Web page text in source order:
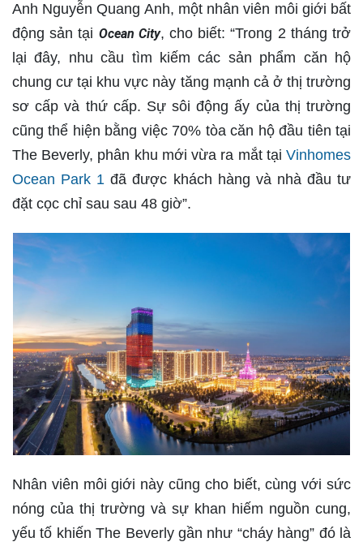
Anh Nguyễn Quang Anh, một nhân viên môi giới bất
động sản tại Ocean City, cho biết: “Trong 2 tháng trở
lại đây, nhu cầu tìm kiếm các sản phẩm căn hộ
chung cư tại khu vực này tăng mạnh cả ở thị trường
sơ cấp và thứ cấp. Sự sôi động ấy của thị trường
cũng thể hiện bằng việc 70% tòa căn hộ đầu tiên tại
The Beverly, phân khu mới vừa ra mắt tại Vinhomes
Ocean Park 1 đã được khách hàng và nhà đầu tư
đặt cọc chỉ sau sau 48 giờ”.
Nhân viên môi giới này cũng cho biết, cùng với sức
nóng của thị trường và sự khan hiếm nguồn cung,
yếu tố khiến The Beverly gần như “cháy hàng” đó là